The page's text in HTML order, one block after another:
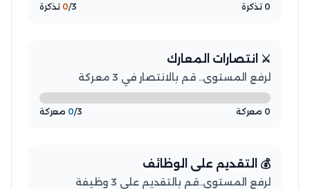
0 تذكرة 0/3 تذكرة
⚔️ انتصارات المعارك
لرفع المستوى.. قم بالانتصار في 3 معركة
0 معركة 0/3 معركة
💰 التقديم على الوظائف
لرفع المستوى..قم بالتقديم على 3 وظيفة